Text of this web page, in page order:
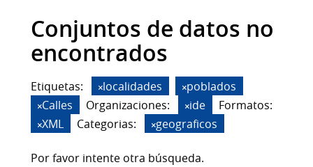
Conjuntos de datos no
encontrados
Etiquetas: localidades
poblados
Calles
Organizaciones: ide
Formatos:
XML
Categorias: geograficos
Por favor intente otra búsqueda.